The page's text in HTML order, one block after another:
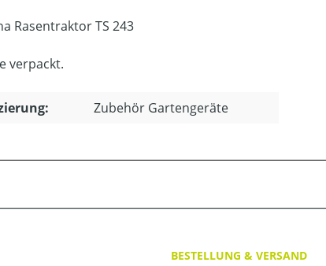
Rasentraktor TS 243
verpackt.
Zubehör Gartengeräte
BESTELLUNG & VERSAND